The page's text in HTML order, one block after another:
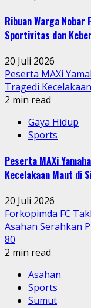
Ribuan Warga Nobar
Sportivitas dan
20 Juli 2026
Peserta MAXi
Tragedi
2 min read
Gaya Hidup
Sports
Peserta MAXi
Kecelakaan Maut di
20 Juli 2026
Forkopimda FC
Asahan Serahkan
80
2 min read
Asahan
Sports
Sumut